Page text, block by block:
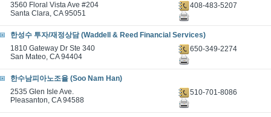
3560 Floral Vista Ave #204
Santa Clara, CA 95051
408-483-5207
한성수 투자/재정상담 (Waddell & Reed Financial Services)
1810 Gateway Dr Ste 340
San Mateo, CA 94404
650-349-2274
한수남피아노조율 (Soo Nam Han)
2535 Glen Isle Ave.
Pleasanton, CA 94588
510-701-8086